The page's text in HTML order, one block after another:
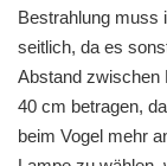
Bestrahlung muss
seitlich, da es
Abstand zwischen
40 cm betragen,
beim Vogel mehr